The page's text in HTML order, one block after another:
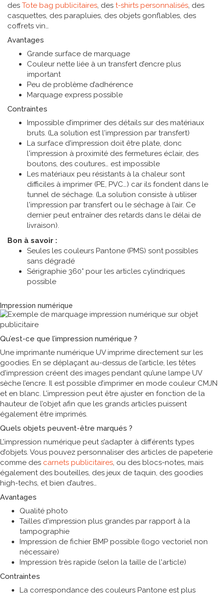
des Tote bag publicitaires, des t-shirts personnalisés, des
casquettes, des parapluies, des objets gonflables, des
coffrets vin
Avantages
Grande surface de marquage
Couleur nette liée à un transfert d’encre plus
important
Peu de problème d’adhérence
Marquage express possible
Contraintes
Impossible d’imprimer des détails sur des matériaux
bruts. (La solution est l'impression par transfert)
La surface d'impression doit être plate, donc
l'impression à proximité des fermetures éclair, des
boutons, des coutures… est impossible
Les matériaux peu résistants à la chaleur sont
difficiles à imprimer (PE, PVC…) car ils fondent dans le
tunnel de séchage. (La solution consiste à utiliser
l'impression par transfert ou le séchage à l’air. Ce
dernier peut entraîner des retards dans le délai de
livraison).
Bon à savoir :
Seules les couleurs Pantone (PMS) sont possibles
sans dégradé
Sérigraphie 360° pour les articles cylindriques
possible
Impression numérique
Qu’est-ce que l’impression numérique ?
Une imprimante numérique UV imprime directement sur les
goodies. En se déplaçant au-dessus de l’article, les têtes
d'impression créent des images pendant qu’une lampe UV
sèche l’encre. Il est possible d’imprimer en mode couleur CMJN
et en blanc. L’impression peut être ajuster en fonction de la
hauteur de l’objet afin que les grands articles puissent
également être imprimés.
Quels objets peuvent-être marqués ?
L’impression numérique peut s’adapter à différents types
d’objets. Vous pouvez personnaliser des articles de papeterie
comme des carnets publicitaires, ou des blocs-notes, mais
également des bouteilles, des jeux de taquin, des goodies
high-techs, et bien d’autres
Avantages
Qualité photo
Tailles d'impression plus grandes par rapport à la
tampographie
Impression de fichier BMP possible (logo vectoriel non
nécessaire)
Impression très rapide (selon la taille de l'article)
Contraintes
La correspondance des couleurs Pantone est plus